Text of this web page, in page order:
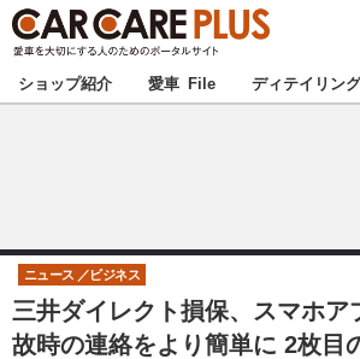
★カーケアプラス認定★ 厳選プロショ
甲信越
東海
ショップ紹介 愛車 File ディテイリング
三井ダイレクト損保、スマホ
故時の連絡をより簡単に 2枚目
ニュース ビジネス